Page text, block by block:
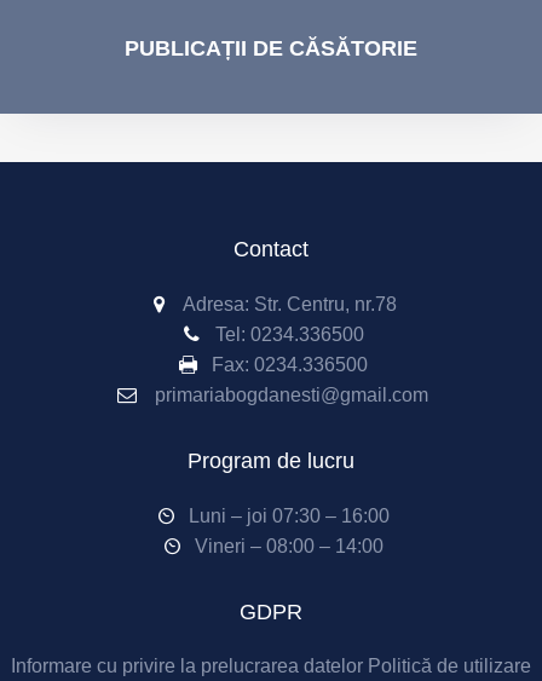
PUBLICAȚII DE CĂSĂTORIE
Contact
Adresa: Str. Centru, nr.78
Tel: 0234.336500
Fax: 0234.336500
primariabogdanesti@gmail.com
Program de lucru
Luni – joi 07:30 – 16:00
Vineri – 08:00 – 14:00
GDPR
Informare cu privire la prelucrarea datelor Politică de utilizare